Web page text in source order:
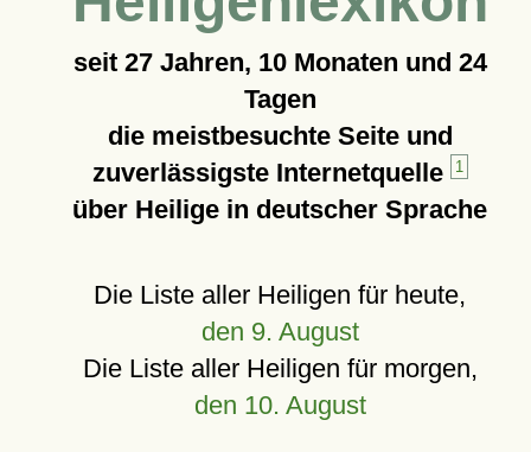
seit 27 Jahren, 10 Monaten und 24
Tagen
die meistbesuchte Seite und
zuverlässigste Internetquelle
1
über Heilige in deutscher Sprache
Die Liste aller Heiligen für heute,
den 9. August
Die Liste aller Heiligen für morgen,
den 10. August